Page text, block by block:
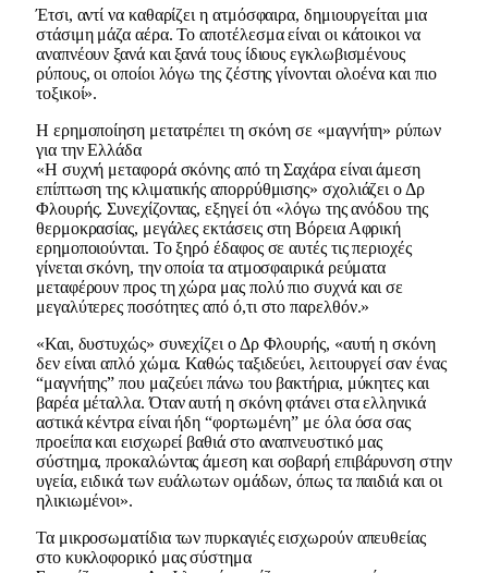
Έτσι, αντί να καθαρίζει η ατμόσφαιρα, δημιουργείται μια
στάσιμη μάζα αέρα. Το αποτέλεσμα είναι οι κάτοικοι να
αναπνέουν ξανά και ξανά τους ίδιους εγκλωβισμένους
ρύπους, οι οποίοι λόγω της ζέστης γίνονται ολοένα και πιο
τοξικοί».
Η ερημοποίηση μετατρέπει τη σκόνη σε «μαγνήτη» ρύπων
για την Ελλάδα
«Η συχνή μεταφορά σκόνης από τη Σαχάρα είναι άμεση
επίπτωση της κλιματικής απορρύθμισης» σχολιάζει ο Δρ
Φλουρής. Συνεχίζοντας, εξηγεί ότι «λόγω της ανόδου της
θερμοκρασίας, μεγάλες εκτάσεις στη Βόρεια Αφρική
ερημοποιούνται. Το ξηρό έδαφος σε αυτές τις περιοχές
γίνεται σκόνη, την οποία τα ατμοσφαιρικά ρεύματα
μεταφέρουν προς τη χώρα μας πολύ πιο συχνά και σε
μεγαλύτερες ποσότητες από ό,τι στο παρελθόν.»
«Και, δυστυχώς» συνεχίζει ο Δρ Φλουρής, «αυτή η σκόνη
δεν είναι απλό χώμα. Καθώς ταξιδεύει, λειτουργεί σαν ένας
“μαγνήτης” που μαζεύει πάνω του βακτήρια, μύκητες και
βαρέα μέταλλα. Όταν αυτή η σκόνη φτάνει στα ελληνικά
αστικά κέντρα είναι ήδη “φορτωμένη” με όλα όσα σας
προείπα και εισχωρεί βαθιά στο αναπνευστικό μας
σύστημα, προκαλώντας άμεση και σοβαρή επιβάρυνση στην
υγεία, ειδικά των ευάλωτων ομάδων, όπως τα παιδιά και οι
ηλικιωμένοι».
Τα μικροσωματίδια των πυρκαγιές εισχωρούν απευθείας
στο κυκλοφορικό μας σύστημα